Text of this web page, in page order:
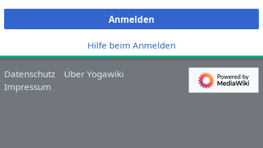
Anmelden
Hilfe beim Anmelden
Datenschutz
Über Yogawiki
Impressum